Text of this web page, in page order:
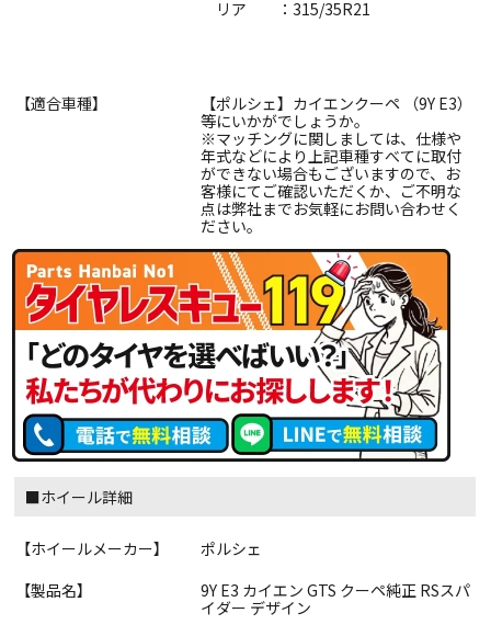
リア ：315/35R21
【適合車種】
【ポルシェ】カイエンクーペ （9Y E3）
等にいかがでしょうか。
※マッチングに関しましては、仕様や
年式などにより上記車種すべてに取付
ができない場合もございますので、お
客様にてご確認いただくか、ご不明な
点は弊社までお気軽にお問い合わせく
ださい。
■ホイール詳細
【ホイールメーカー】
ポルシェ
【製品名】
9Y E3 カイエン GTS クーペ純正 RSスパ
イダー デザイン